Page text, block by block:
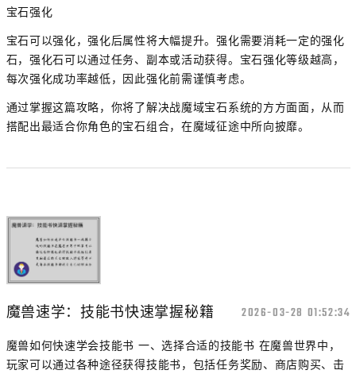
宝石强化
宝石可以强化，强化后属性将大幅提升。强化需要消耗一定的强化
石，强化石可以通过任务、副本或活动获得。宝石强化等级越高，
每次强化成功率越低，因此强化前需谨慎考虑。
通过掌握这篇攻略，你将了解决战魔域宝石系统的方方面面，从而
搭配出最适合你角色的宝石组合，在魔域征途中所向披靡。
魔兽速学：技能书快速掌握秘籍 2026-03-28 01:52:34
魔兽如何快速学会技能书 一、选择合适的技能书 在魔兽世界中，
玩家可以通过各种途径获得技能书，包括任务奖励、商店购买、击